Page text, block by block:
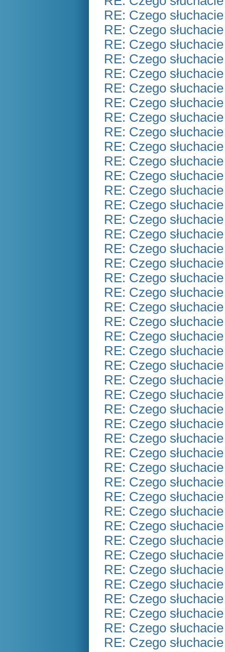
RE: Czego
RE: Czego
RE: Czego
RE: Czego
RE: Czego
RE: Czego
RE: Czego
RE: Czego
RE: Czego
RE: Czego
RE: Czego
RE: Czego
RE: Czego
RE: Czego
RE: Czego
RE: Czego
RE: Czego
RE: Czego
RE: Czego
RE: Czego
RE: Czego
RE: Czego
RE: Czego
RE: Czego
RE: Czego
RE: Czego
RE: Czego
RE: Czego
RE: Czego
RE: Czego
RE: Czego
RE: Czego
RE: Czego
RE: Czego
RE: Czego
RE: Czego
RE: Czego
RE: Czego
RE: Czego
RE: Czego
RE: Czego
RE: Czego
RE: Czego
RE: Czego